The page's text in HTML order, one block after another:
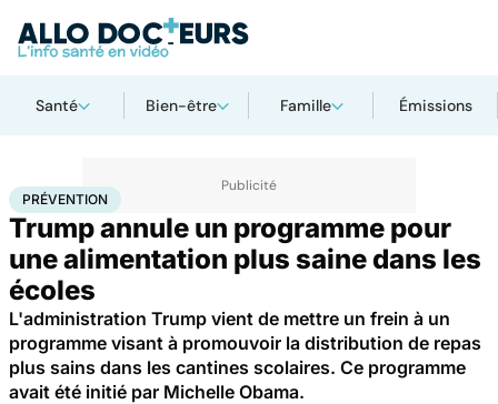
Santé Bien-être Famille Émissions
AccueilSantéMaladies Prévention
PRÉVENTION
Trump annule un programme pour
une alimentation plus saine dans les
écoles
L'administration Trump vient de mettre un frein à un
programme visant à promouvoir la distribution de repas
plus sains dans les cantines scolaires. Ce programme
avait été initié par Michelle Obama.